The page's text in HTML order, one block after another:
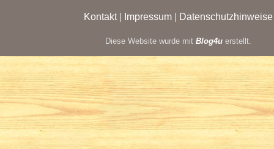
Kontakt| Impressum Datenschutzhinweise
Diese Website wurde mit Blog4u erstellt.